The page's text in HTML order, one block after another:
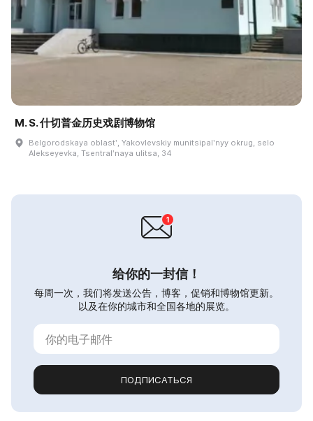
M. S. 什切普金历史戏剧博物馆
Belgorodskaya oblastʹ, Yakovlevskiy munitsipalʹnyy okrug, selo
Alekseyevka, Tsentralʹnaya ulitsa, 34
给你的一封信！
每周一次，我们将发送公告，博客，促销和博物馆更新。
以及在你的城市和全国各地的展览。
ПОДПИСАТЬСЯ